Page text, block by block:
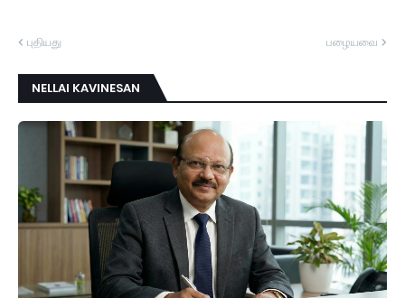
புதியது பழையவை
NELLAI KAVINESAN